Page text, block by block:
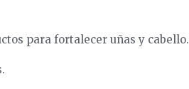
para fortalecer uñas y cabello.